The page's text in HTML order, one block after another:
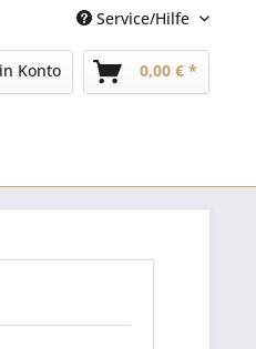
Service/Hilfe
Konto 0,00 € *